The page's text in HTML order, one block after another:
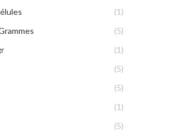
(1)
(5)
(1)
(5)
(5)
(1)
(5)